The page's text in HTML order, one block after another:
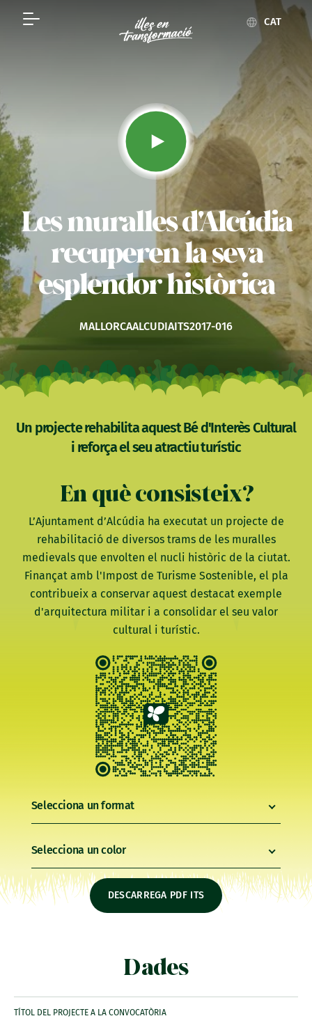
CAT
Les muralles d'Alcúdia
recuperen la seva
esplendor històrica
MALLORCAALCUDIAITS2017-016
Un projecte rehabilita aquest Bé d'Interès Cultural
i reforça el seu atractiu turístic
En què consisteix?
L’Ajuntament d’Alcúdia ha executat un projecte de
rehabilitació de diversos trams de les muralles
medievals que envolten el nucli històric de la ciutat.
Finançat amb l'Impost de Turisme Sostenible, el pla
contribueix a conservar aquest destacat exemple
d'arquitectura militar i a consolidar el seu valor
cultural i turístic.
Selecciona un format
Selecciona un color
DESCARREGA PDF ITS
Dades
TÍTOL DEL PROJECTE A LA CONVOCATÒRIA